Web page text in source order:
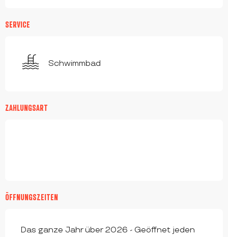
SERVICE
Schwimmbad
ZAHLUNGSART
ÖFFNUNGSZEITEN
Das ganze Jahr über 2026 - Geöffnet jeden